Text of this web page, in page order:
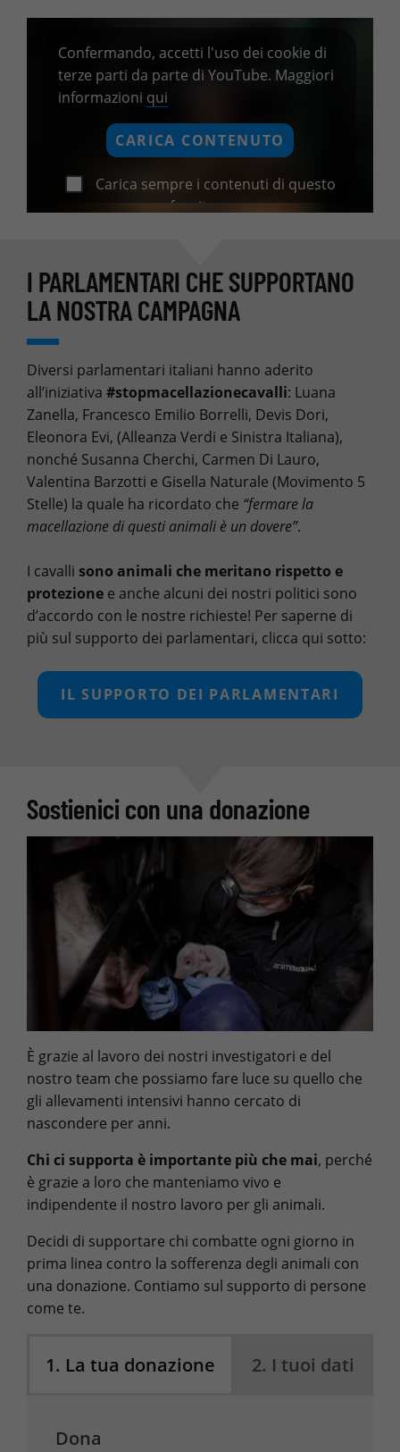
Confermando, accetti l'uso dei cookie di
terze parti da parte di YouTube. Maggiori
informazioni qui
CARICA CONTENUTO
Carica sempre i contenuti di questo
fornitore
I PARLAMENTARI CHE SUPPORTANO
LA NOSTRA CAMPAGNA
Diversi parlamentari italiani hanno aderito
all’iniziativa #stopmacellazionecavalli: Luana
Zanella, Francesco Emilio Borrelli, Devis Dori,
Eleonora Evi, (Alleanza Verdi e Sinistra Italiana),
nonché Susanna Cherchi, Carmen Di Lauro,
Valentina Barzotti e Gisella Naturale (Movimento 5
Stelle) la quale ha ricordato che “fermare la
macellazione di questi animali è un dovere”.
I cavalli sono animali che meritano rispetto e
protezione e anche alcuni dei nostri politici sono
d’accordo con le nostre richieste! Per saperne di
più sul supporto dei parlamentari, clicca qui sotto:
IL SUPPORTO DEI PARLAMENTARI
Sostienici con una donazione
È grazie al lavoro dei nostri investigatori e del
nostro team che possiamo fare luce su quello che
gli allevamenti intensivi hanno cercato di
nascondere per anni.
Chi ci supporta è importante più che mai, perché
è grazie a loro che manteniamo vivo e
indipendente il nostro lavoro per gli animali.
Decidi di supportare chi combatte ogni giorno in
prima linea contro la sofferenza degli animali con
una donazione. Contiamo sul supporto di persone
come te.
1. La tua donazione 2. I tuoi dati
Dona